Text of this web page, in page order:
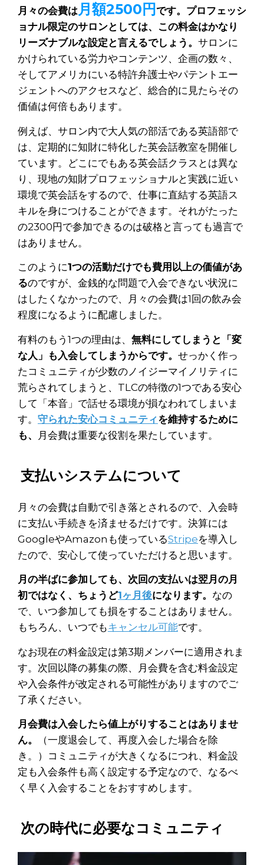
月々の会費は月額2500円 です。 プロフェッシ
ョナル限定のサロンとしては、この料金はかなり
リーズナブルな設定と言えるでしょう。 サロンに
かけられている労力やコンテンツ、企画の数々、
そしてアメリカにいる特許弁護士やパテントエー
ジェントへのアクセスなど、総合的に見たらその
価値は何倍もあります。
例えば、サロン内で大人気の部活である英語部で
は、定期的に知財に特化した英会話教室を開催し
ています。どこにでもある英会話クラスとは異な
り、現地の知財プロフェッショナルと実践に近い
環境で英会話をするので、仕事に直結する英語ス
キルを身につけることができます。それがたった
の2300円で参加できるのは破格と言っても過言で
はありません。
このように1つの活動だけでも費用以上の価値があ
るのですが、金銭的な問題で入会できない状況に
はしたくなかったので、月々の会費は1回の飲み会
程度になるように配慮しました。
有料のもう1つの理由は、 無料にしてしまうと「変
な人」も入会してしまうからです。 せっかく作っ
たコミュニティが少数のノイジーマイノリティに
荒らされてしまうと、TLCの特徴の1つである安心
して「本音」で話せる環境が損なわれてしまいま
す。 守られた安心コミュニティを維持するために
も、
月会費は重要な役割を果たしています。
支払いシステムについて
月々の会費は自動で引き落とされるので、入会時
に支払い手続きを済ませるだけです。決算には
GoogleやAmazonも使っているStripeを導入し
たので、安心して使っていただけると思います。
月の半ばに参加しても、次回の支払いは翌月の月
初ではなく、ちょうど1ヶ月後になります。 なの
で、いつ参加しても損をすることはありません。
もちろん、いつでもキャンセル可能です。
なお現在の料金設定は第3期メンバーに適用されま
す。次回以降の募集の際、月会費を含む料金設定
や入会条件が改定される可能性がありますのでご
了承ください。
月会費は入会したら値上がりすることはありませ
ん。
（一度退会して、再度入会した場合を除
き。）コミュニティが大きくなるにつれ、料金設
定も入会条件も高く設定する予定なので、なるべ
く早く入会することをおすすめします。
次の時代に必要なコミュニティ